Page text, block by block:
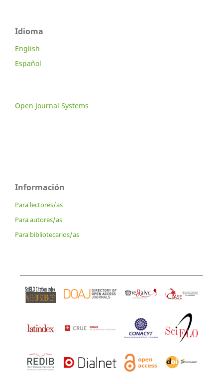
Idioma
English
Español
Open Journal Systems
Información
Para lectores/as
Para autores/as
Para bibliotecarios/as